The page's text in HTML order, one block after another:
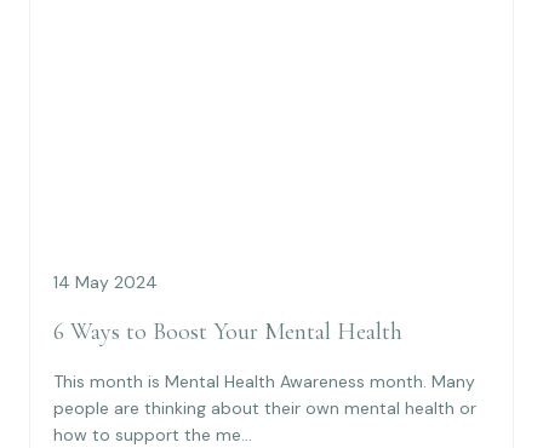
14 May 2024
6 Ways to Boost Your Mental Health
This month is Mental Health Awareness month. Many
people are thinking about their own mental health or
how to support the me...